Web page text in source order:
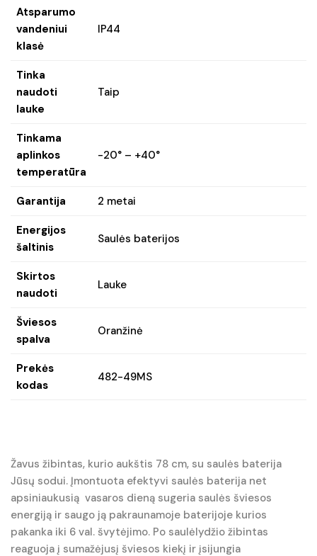
Atsparumo
vandeniui
klasė
IP44
Tinka
naudoti
lauke
Taip
Tinkama
aplinkos
temperatūra
-20° – +40°
Garantija 2 metai
Energijos
šaltinis
Saulės baterijos
Skirtos
naudoti
Lauke
Šviesos
spalva
Oranžinė
Prekės
kodas
482-49MS
Žavus žibintas, kurio aukštis 78 cm, su saulės baterija
Jūsų sodui. Įmontuota efektyvi saulės baterija net
apsiniaukusią vasaros dieną sugeria saulės šviesos
energiją ir saugo ją pakraunamoje baterijoje kurios
pakanka iki 6 val. švytėjimo. Po saulėlydžio žibintas
reaguoja į sumažėjusį šviesos kiekį ir įsijungia